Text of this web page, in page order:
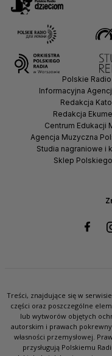
Polskie Radio
Informacyjna
Redakcja
Redakcja
Centrum Edukacji
Agencja Muzyczna
Studia nagraniowe i
Sklep
Treści, znajdujące się w
części oraz poszczególne
lub wytworów objętych
autorskim i prawach
własności przemysłowej.
przysługują Polskiemu